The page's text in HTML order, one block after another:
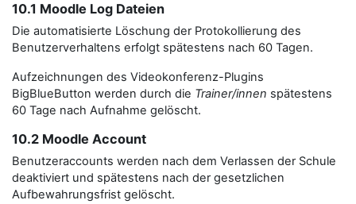
10.1 Moodle Log Dateien
Die automatisierte Löschung der Protokollierung des
Benutzerverhaltens erfolgt spätestens nach 60 Tagen.
Aufzeichnungen des Videokonferenz-Plugins
BigBlueButton werden durch die Trainer/innen spätestens
60 Tage nach Aufnahme gelöscht.
10.2 Moodle Account
Benutzeraccounts werden nach dem Verlassen der Schule
deaktiviert und spätestens nach der gesetzlichen
Aufbewahrungsfrist gelöscht.